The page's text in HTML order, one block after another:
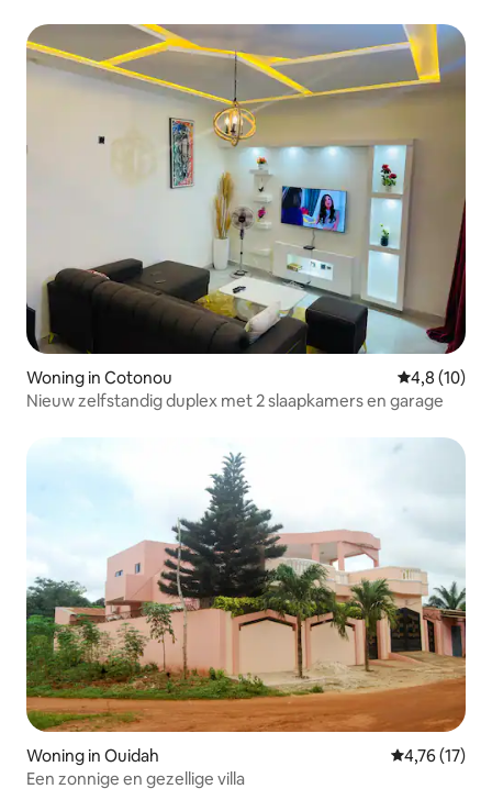
Woning in Cotonou
4,8 (10)
Nieuw zelfstandig duplex met 2 slaapkamers en garage
Woning in Ouidah Gemiddelde
4,76 (17)
Een zonnige en gezellige villa